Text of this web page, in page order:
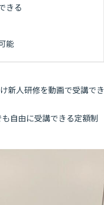
きる
能
新人研修を動画で受講でき
自由に受講できる定額制